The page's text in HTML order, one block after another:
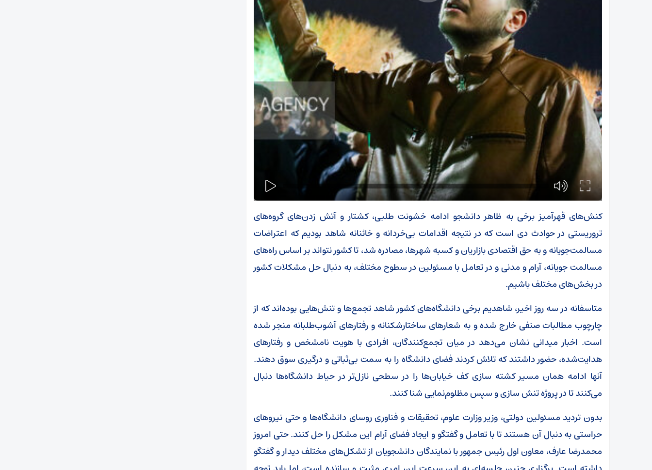
کنش‌های قهرآمیز برخی به ظاهر دانشجو ادامه خشونت طلبی، کشتار و آتش زدن‌های گروه‌های
تروریستی در حوادث دی است که در نتیجه اقدامات بی‌خردانه و خائنانه شاهد بودیم که اعتراضات
مسالمت‌جویانه و به حق اقتصادی بازاریان و کسبه شهرها، مصادره شد، تا کشور نتواند بر اساس راه‌های
مسالمت جویانه، آرام و مدنی و در تعامل با مسئولین در سطوح مختلف، به دنبال حل مشکلات کشور
در بخش‌های مختلف باشیم.
متاسفانه در سه روز اخیر، شاهدیم برخی دانشگاه‌های کشور شاهد تجمع‌ها و تنش‌هایی بوده‌اند که از
چارچوب مطالبات صنفی خارج شده و به شعارهای ساختارشکنانه و رفتارهای آشوب‌طلبانه منجر شده
است. اخبار میدانی نشان می‌دهد در میان تجمع‌کنندگان، افرادی با هویت نامشخص و رفتارهای
هدایت‌شده، حضور داشتند که تلاش کردند فضای دانشگاه را به سمت بی‌ثباتی و درگیری سوق دهند.
آنها ادامه همان مسیر کشته سازی کف خیابان‌ها را در سطحی نازل‌تر در حیاط دانشگاه‌ها دنبال
می‌کنند تا در پروژه تنش سازی و سپس مظلوم‌نمایی شنا کنند.
بدون تردید مسئولین دولتی، وزیر وزارت علوم، تحقیقات و فناوری روسای دانشگاه‌ها و حتی نیروهای
حراستی به دنبال آن هستند تا با تعامل و گفتگو و ایجاد فضای آرام این مشکل را حل کنند. حتی امروز
محمدرضا عارف، معاون اول رئیس جمهور با نمایندگان دانشجویان از تشکل‌های مختلف دیدار و گفتگو